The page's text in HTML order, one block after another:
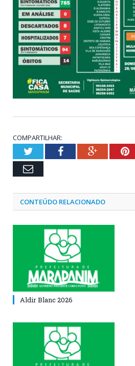
COMPARTILHAR:
TwitterFacebookGoogle+
Email
CONTEÚDO RELACIONADO
Aldir Blanc 2026